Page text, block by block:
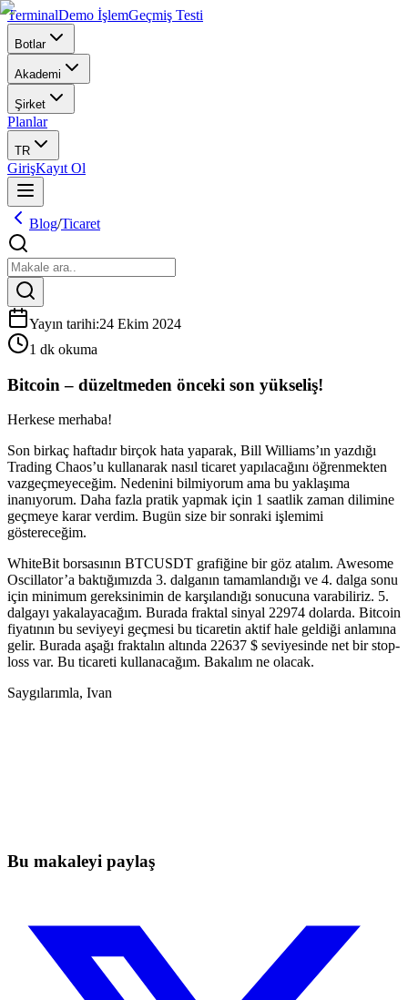
TerminalDemo İşlemGeçmiş Testi
Botlar
Akademi
Şirket
Planlar
TR
GirişKayıt Ol
Blog/Ticaret
Yayın tarihi:24 Ekim 2024
1 dk okuma
Bitcoin – düzeltmeden önceki son yükseliş!
Herkese merhaba!
Son birkaç haftadır birçok hata yaparak, Bill Williams’ın yazdığı
Trading Chaos’u kullanarak nasıl ticaret yapılacağını öğrenmekten
vazgeçmeyeceğim. Nedenini bilmiyorum ama bu yaklaşıma
inanıyorum. Daha fazla pratik yapmak için 1 saatlik zaman dilimine
geçmeye karar verdim. Bugün size bir sonraki işlemimi
göstereceğim.
WhiteBit borsasının BTCUSDT grafiğine bir göz atalım. Awesome
Oscillator’a baktığımızda 3. dalganın tamamlandığı ve 4. dalga sonu
için minimum gereksinimin de karşılandığı sonucuna varabiliriz. 5.
dalgayı yakalayacağım. Burada fraktal sinyal 22974 dolarda. Bitcoin
fiyatının bu seviyeyi geçmesi bu ticaretin aktif hale geldiği anlamına
gelir. Burada aşağı fraktalın altında 22637 $ seviyesinde net bir stop-
loss var. Bu ticareti kullanacağım. Bakalım ne olacak.
Saygılarımla, Ivan
Bu makaleyi paylaş